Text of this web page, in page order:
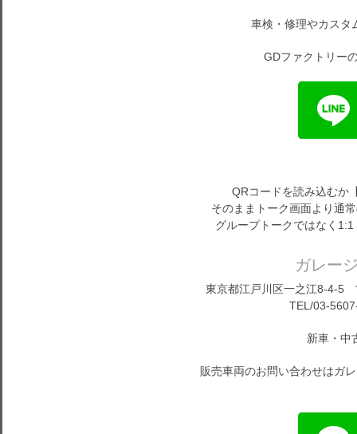
車検・修理やカスタ
GDファクトリー
QRコードを読み込むか
そのままトーク画面より通
グループトークではなく
ガレー
東京都江戸川区一之江8-4-5
TEL/03-
新車・中
販売車両のお問い合わせはガ